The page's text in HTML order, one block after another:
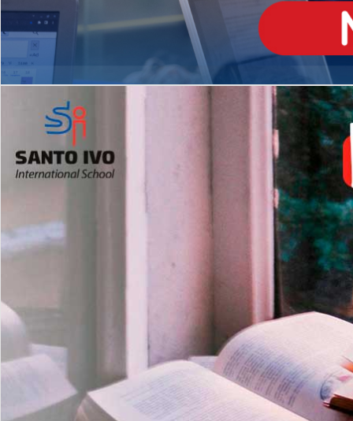
Matrículas Abertas 2026
2º AO 5º ANO FUNDAMENTAL
es
Com imersão Bilingue - Anos
Finais
6º AO 9º ANO FUNDAMENTAL
Inglês: Turmas Reduzidas